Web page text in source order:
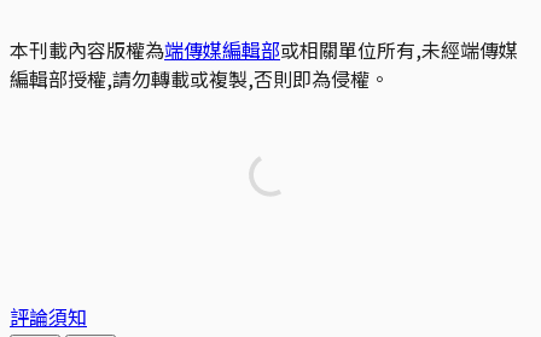
本刊載內容版權為端傳媒編輯部或相關單位所有,未經端傳媒
編輯部授權,請勿轉載或複製,否則即為侵權。
評論須知